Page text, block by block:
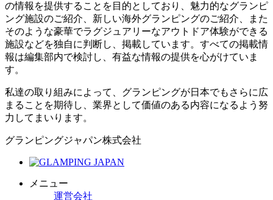
の情報を提供することを目的としており、魅力的なグランピ
ング施設のご紹介、新しい海外グランピングのご紹介、また
そのような豪華でラグジュアリーなアウトドア体験ができる
施設などを独自に判断し、掲載しています。すべての掲載情
報は編集部内で検討し、有益な情報の提供を心がけていま
す。
私達の取り組みによって、グランピングが日本でもさらに広
まることを期待し、業界として価値のある内容になるよう努
力してまいります。
グランピングジャパン株式会社
メニュー
運営会社